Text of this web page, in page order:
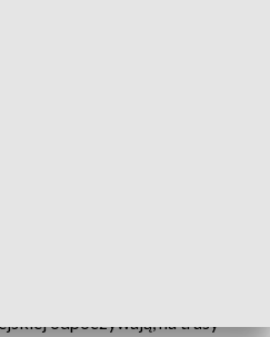
odpoczywają, na trasy